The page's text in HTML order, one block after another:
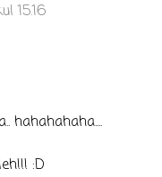
15.16
hahahahaha....
:D